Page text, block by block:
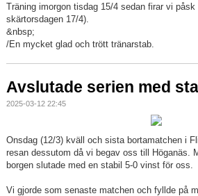
Träning imorgon tisdag 15/4 sedan firar vi påsk
skärtorsdagen 17/4).
&nbsp;
/En mycket glad och trött tränarstab.
Avslutade serien med
2025-03-12 22:45
Onsdag (12/3) kväll och sista bortamatchen i
resan dessutom då vi begav oss till Höganäs.
borgen slutade med en stabil 5-0 vinst för oss.
Vi gjorde som senaste matchen och fyllde på